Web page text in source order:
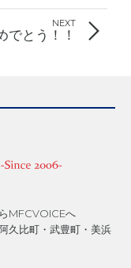
NEXT
でとう！！
MFCVOICEへ
久比町・武豊町・美浜